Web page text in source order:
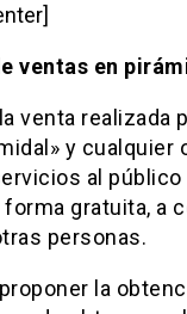
ventas en
venta realizada
y
al
gratuita, a
personas.
la